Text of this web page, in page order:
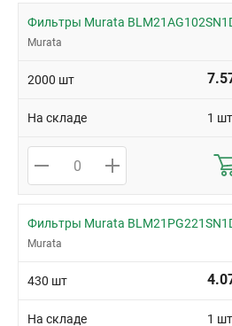
Фильтры Murata
Murata
2000 шт
На складе 1 шт
Фильтры Murata
Murata
430 шт
На складе 1 шт